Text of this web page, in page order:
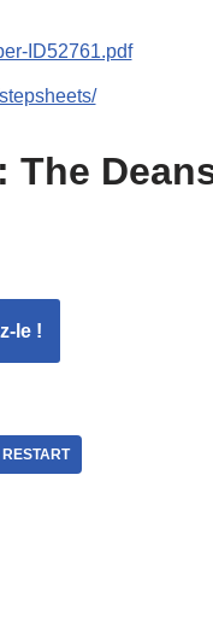
ID52761.pdf
The
le !